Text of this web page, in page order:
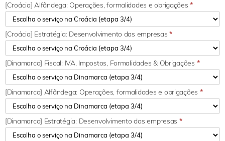
[Croácia] Alfândega: Operações, formalidades e obrigações*
[Croácia] Estratégia: Desenvolvimento das empresas*
[Dinamarca] Fiscal: IVA, Impostos, Formalidades & Obrigações *
[Dinamarca] Alfândega: Operações, formalidades e obrigações *
[Dinamarca] Estratégia: Desenvolvimento das empresas *